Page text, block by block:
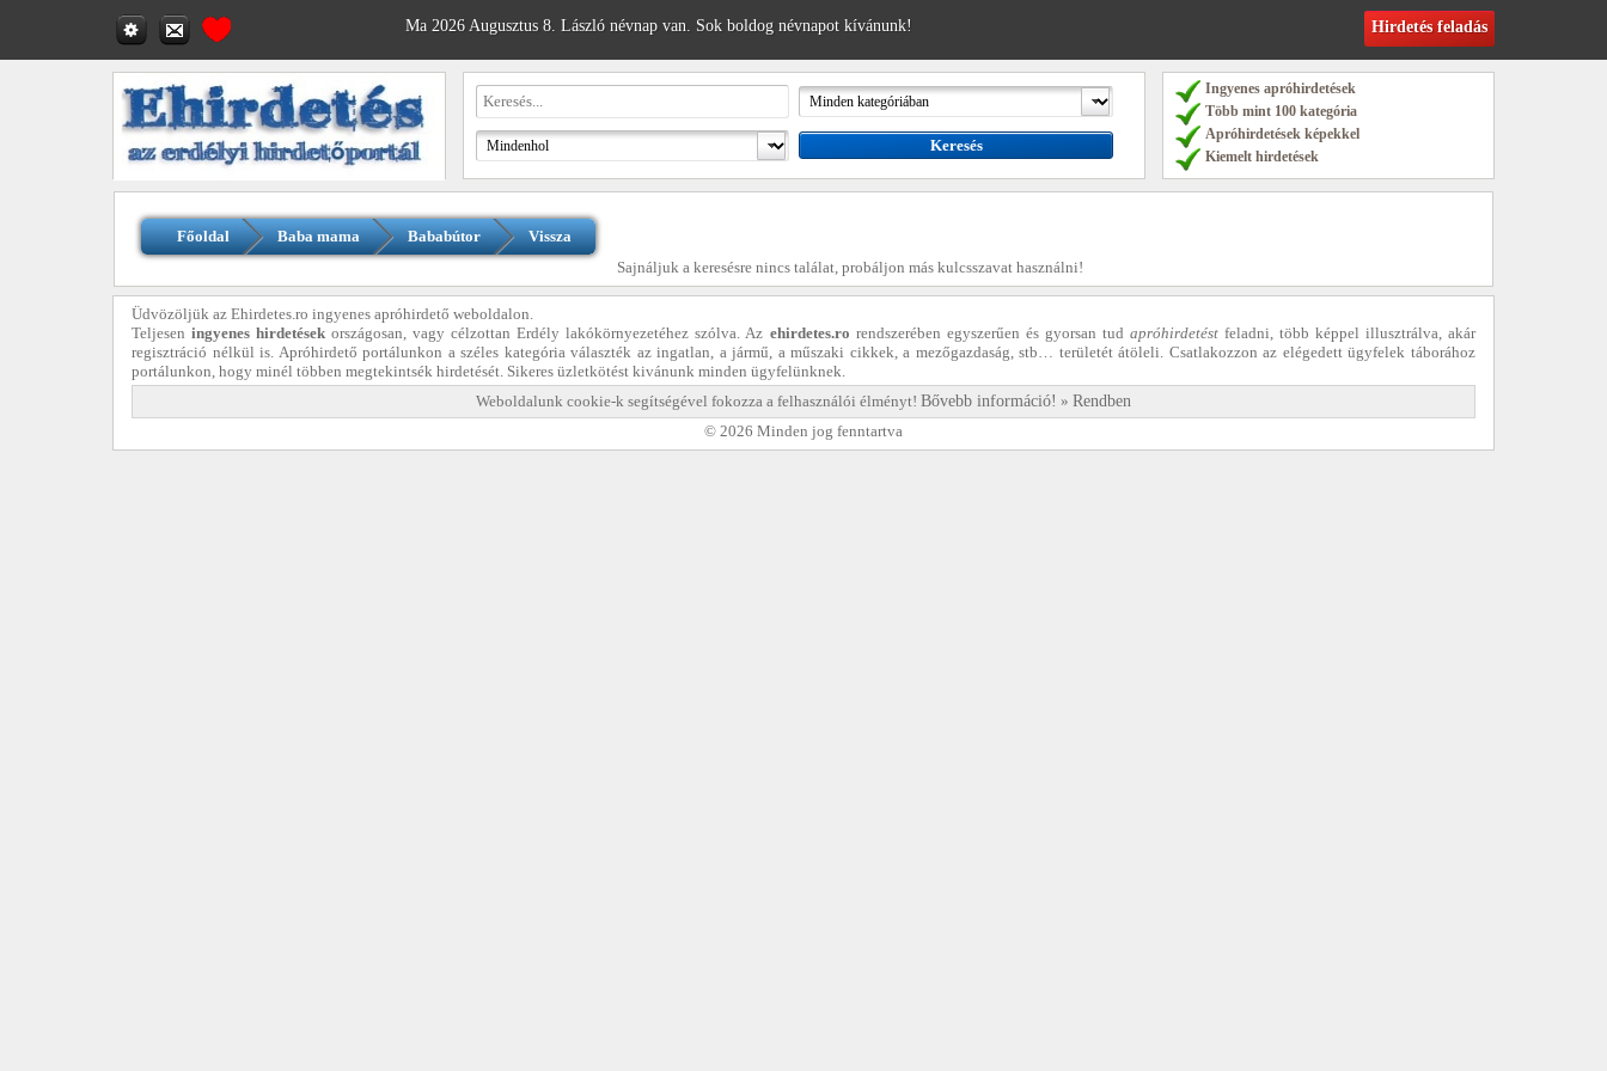
Ma 2026 Augusztus 8. László névnap van. Sok boldog névnapot kívánunk! Hirdetés feladás
Ingyenes apróhirdetések
Több mint 100 kategória
Apróhirdetések képekkel
Kiemelt hirdetések
Főoldal Baba mama Bababútor
Vissza
Sajnáljuk a keresésre nincs találat, probáljon más kulcsszavat használni!
Üdvözöljük az Ehirdetes.ro ingyenes apróhirdető weboldalon.
Teljeseningyenes hirdetések országosan, vagy célzottan Erdély lakókörnyezetéhez szólva. Az ehirdetes.ro rendszerében egyszerűen és gyorsan tud apróhirdetéstfeladni, több képpel illusztrálva, akár
regisztráció nélkül is. Apróhirdető portálunkon a széles kategória választék az ingatlan, a jármű, a műszaki cikkek, a mezőgazdaság, stb… területét átöleli. Csatlakozzon az elégedett ügyfelek táborához
portálunkon, hogy minél többen megtekintsék hirdetését. Sikeres üzletkötést kivánunk minden ügyfelünknek.
Weboldalunk cookie-k segítségével fokozza a felhasználói élményt! Bővebb információ! » Rendben
© 2026 Minden jog fenntartva